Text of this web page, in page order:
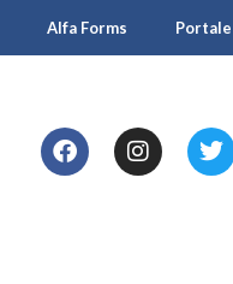
Alfa Forms